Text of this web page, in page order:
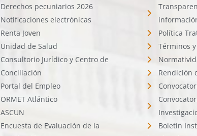
Derechos pecuniarios 2026
Notificaciones electrónicas
Renta Joven
Unidad de Salud
Consultorio Jurídico y Centro de
Conciliación
Portal del Empleo
ORMET Atlántico
ASCUN
Encuesta de Evaluación de la
Política
Términos
Rendición
Boletín